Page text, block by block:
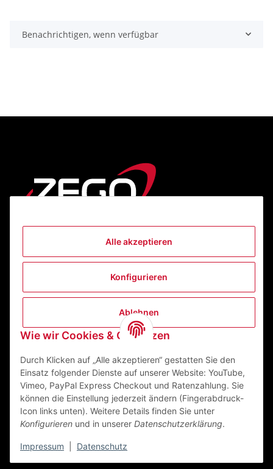
Alle akzeptieren
Konfigurieren
Ablehnen
Wie wir Cookies & Co nutzen
Durch Klicken auf „Alle akzeptieren“ gestatten Sie den
Einsatz folgender Dienste auf unserer Website: YouTube,
Vimeo, PayPal Express Checkout und Ratenzahlung. Sie
können die Einstellung jederzeit ändern (Fingerabdruck-
Icon links unten). Weitere Details finden Sie unter
Konfigurieren und in unserer Datenschutzerklärung.
Impressum Datenschutz
Benachrichtigen, wenn verfügbar
Informationen
ZEGO Textilveredelungszentrum GmbH
63741 Aschaffenburg Deutschland
Mail:info@zego-tvz.de
Tel.:06021 59092-0